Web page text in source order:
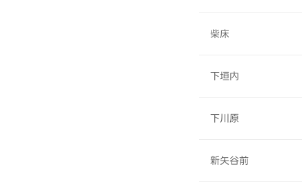
柴床
下垣内
下川原
新矢谷前